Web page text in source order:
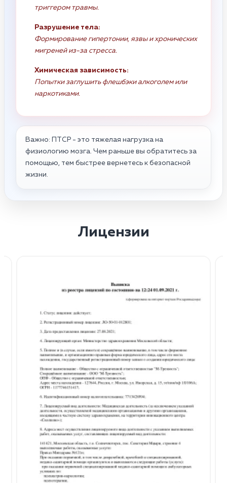
триггером травмы.
Разрушение тела:
Формирование гипертонии, язвы и хронических
мигреней из-за стресса.
Химическая зависимость:
Попытки заглушить флешбэки алкоголем или
наркотиками.
Важно: ПТСР - это тяжелая нагрузка на
физиологию мозга. Чем раньше вы обратитесь за
помощью, тем быстрее вернетесь к безопасной
жизни.
Лицензии